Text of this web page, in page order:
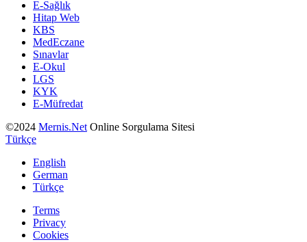
E-Sağlık
Hitap Web
KBS
MedEczane
Sınavlar
E-Okul
LGS
KYK
E-Müfredat
©2024 Mernis.Net Online Sorgulama Sitesi
Türkçe
English
German
Türkçe
Terms
Privacy
Cookies